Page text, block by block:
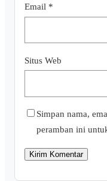
Email *
Situs Web
Simpan nama,
peramban ini